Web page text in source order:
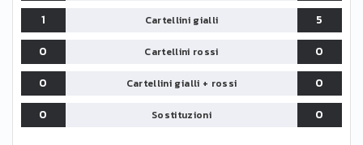
1
Cartellini gialli
5
0
Cartellini rossi
0
0
Cartellini gialli + rossi
0
0
Sostituzioni 0